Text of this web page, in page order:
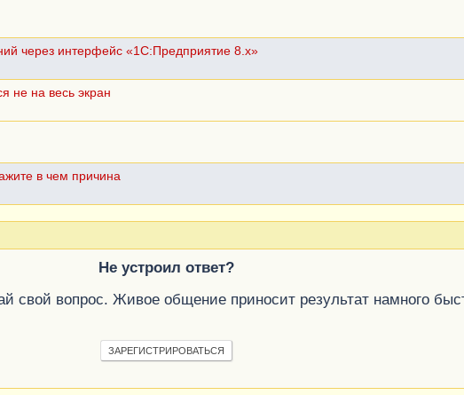
через интерфейс «1С:Предприятие 8.х»
не на весь экран
в чем причина
Не устроил ответ?
свой вопрос. Живое общение приносит результат намного
ЗАРЕГИСТРИРОВАТЬСЯ